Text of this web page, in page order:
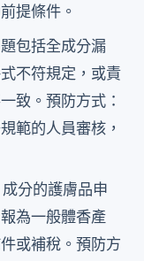
提條件。
包括全成分漏
不符規定，或責
致。預防方式：
範的人員審核，
分的護膚品申
為一般體香產
或補稅。預防方